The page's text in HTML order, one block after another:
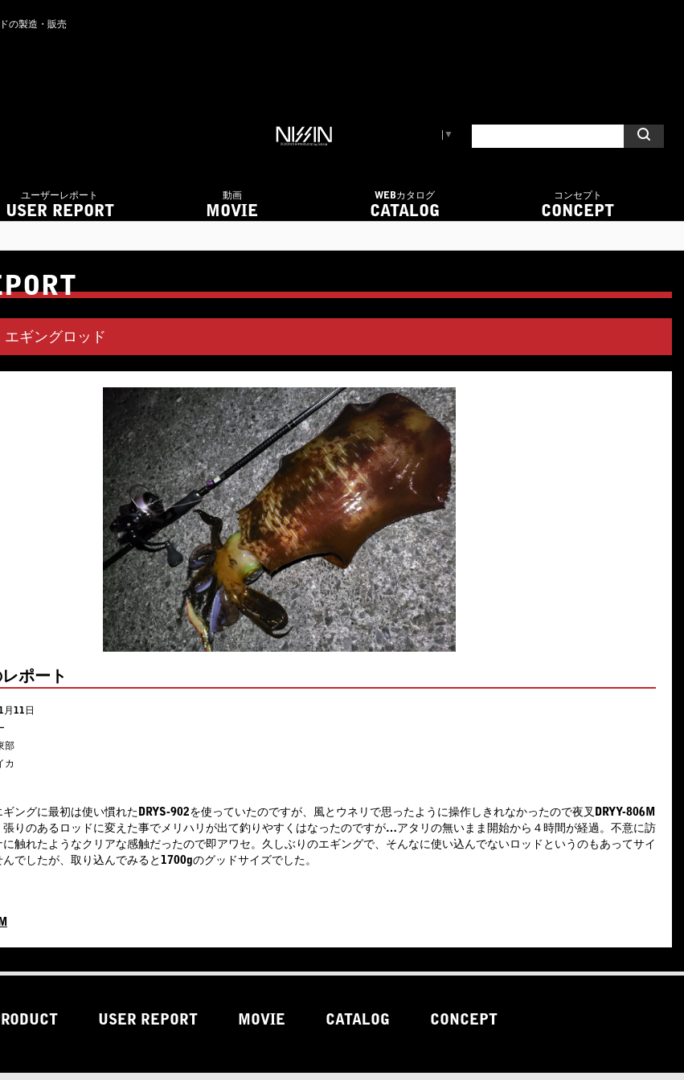
の製造・販売
▼
ユーザーレポート
USER REPORT
動画
MOVIE
WEBカタログ
CATALOG
コンセプト
CONCEPT
エギングロッド
ポート
月11日
部
カ
ングに最初は使い慣れたDRYS-902を使っていたのですが、風とウネリで思ったように操作しきれなかったので夜叉DRYY-806M
張りのあるロッドに変えた事でメリハリが出て釣りやすくはなったのですが…アタリの無いまま開始から４時間が経過。不意に訪
触れたようなクリアな感触だったので即アワセ。久しぶりのエギングで、そんなに使い込んでないロッドというのもあってサイ
でしたが、取り込んでみると1700gのグッドサイズでした。
USER REPORT MOVIE CATALOG CONCEPT